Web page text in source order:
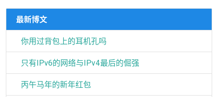
最新博文
你用过背包上的耳机孔吗
只有IPv6的网络与IPv4最后的倔强
丙午马年的新年红包